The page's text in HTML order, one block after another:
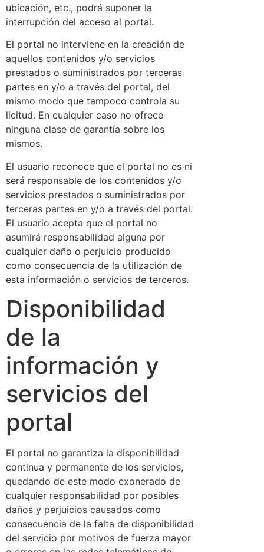
ubicación, etc., podrá suponer la
interrupción del acceso al portal.
El portal no interviene en la creación de
aquellos contenidos y/o servicios
prestados o suministrados por terceras
partes en y/o a través del portal, del
mismo modo que tampoco controla su
licitud. En cualquier caso no ofrece
ninguna clase de garantía sobre los
mismos.
El usuario reconoce que el portal no es ni
será responsable de los contenidos y/o
servicios prestados o suministrados por
terceras partes en y/o a través del portal.
El usuario acepta que el portal no
asumirá responsabilidad alguna por
cualquier daño o perjuicio producido
como consecuencia de la utilización de
esta información o servicios de terceros.
Disponibilidad
de la
información y
servicios del
portal
El portal no garantiza la disponibilidad
continua y permanente de los servicios,
quedando de este modo exonerado de
cualquier responsabilidad por posibles
daños y perjuicios causados como
consecuencia de la falta de disponibilidad
del servicio por motivos de fuerza mayor